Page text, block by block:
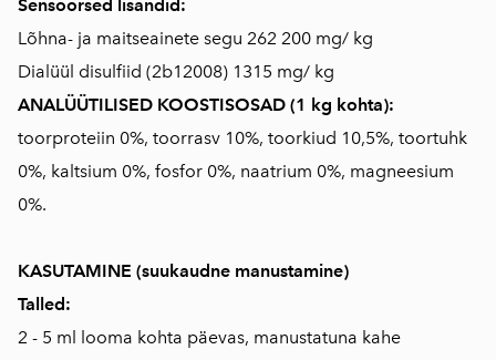
Sensoorsed lisandid:
Lõhna- ja maitseainete segu 262 200 mg/ kg
Dialüül disulfiid (2b12008) 1315 mg/ kg
ANALÜÜTILISED KOOSTISOSAD (1 kg kohta):
toorproteiin 0%, toorrasv 10%, toorkiud 10,5%, toortuhk
0%, kaltsium 0%, fosfor 0%, naatrium 0%, magneesium
0%.
KASUTAMINE (suukaudne manustamine)
Talled:
2 - 5 ml looma kohta päevas, manustatuna kahe